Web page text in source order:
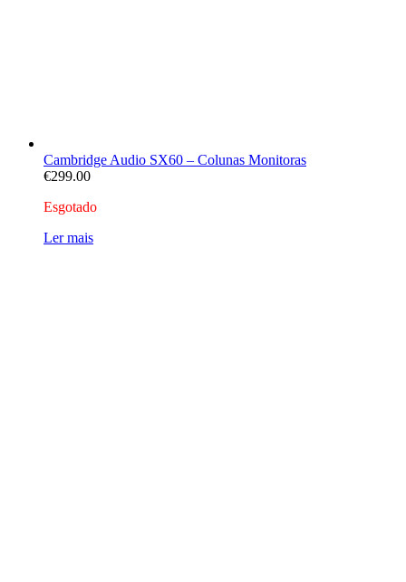
Cambridge Audio SX60 – Colunas Monitoras
€299.00
Esgotado
Ler mais